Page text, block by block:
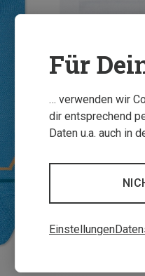
Für
… verwenden wir
dir entsprechend
Daten u.a. auch in
Einstellungen